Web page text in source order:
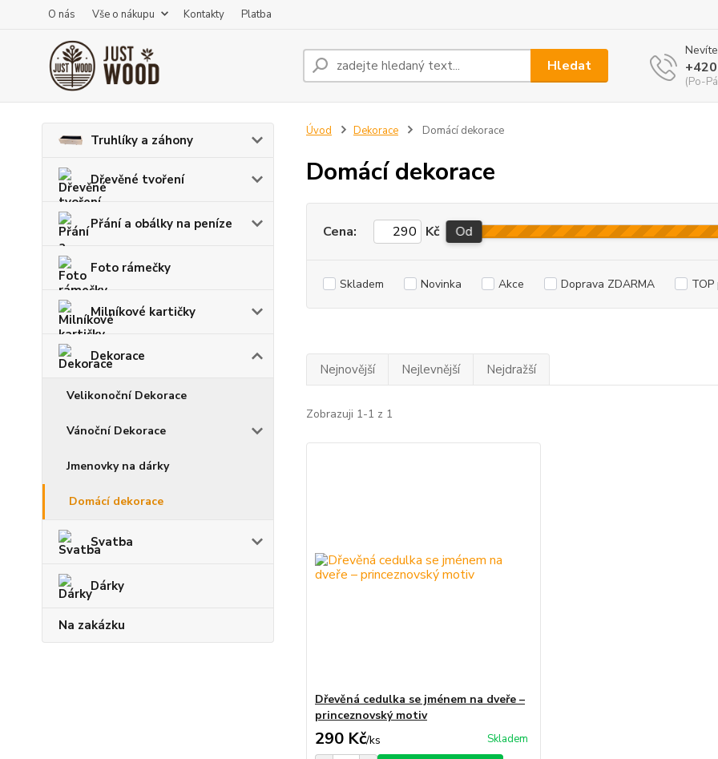
O nás Vše o nákupu Kontakty Platba
Hledat
(Po-
Truhlíky a záhony
Dřevěné tvoření
Přání a obálky na peníze
Foto rámečky
Milníkové kartičky
Dekorace
Velikonoční Dekorace
Vánoční Dekorace
Jmenovky na dárky
Domácí dekorace
Svatba
Dárky
Na zakázku
Úvod Dekorace Domácí dekorace
Domácí dekorace
Cena: Kč Od
Skladem Novinka Akce Doprava ZDARMA
Nejnovější Nejlevnější Nejdražší
Zobrazuji 1-1 z 1
Dřevěná cedulka se jménem na dveře –
princeznovský motiv
290 Kč/ks Skladem